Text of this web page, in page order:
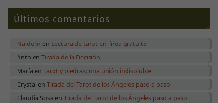
Últimos comentarios
Naidelin en Lectura de tarot en línea gratuito
Anto enTirada de la Decisión
María enTarot y piedras: una unión indisoluble
Crystal enTirada del Tarot de los Ángeles paso a paso
Claudia Sosa enTirada del Tarot de los Ángeles paso a paso
posibilidad de
personalizados.